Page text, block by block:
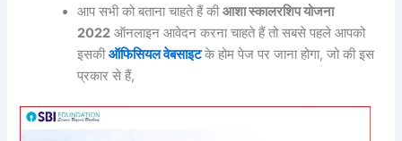
आप सभी को बताना चाहते हैं कीआशा स्कालरशिप योजना
2022 ऑनलाइन आवेदन करना चाहते हैं तो सबसे पहले आपको
इसकीऑफिसियल वेबसाइटके होम पेज पर जाना होगा, जो की इस
प्रकार से हैं,